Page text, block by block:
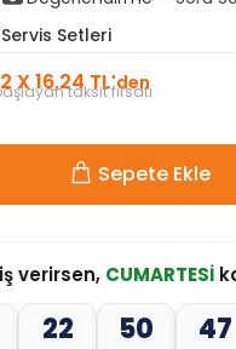
Servis Setleri
X 16,24 TL'den
taksit fırsatı
Sepete Ekle
verirsen, CUMARTESİ
22 50 45